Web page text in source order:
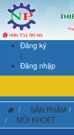
Đăng ký
|
Đăng nhập
SẢN PHẨM
MŨI KHOÉT